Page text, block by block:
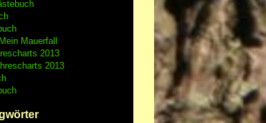
Mein Mauerfall
2013
2013